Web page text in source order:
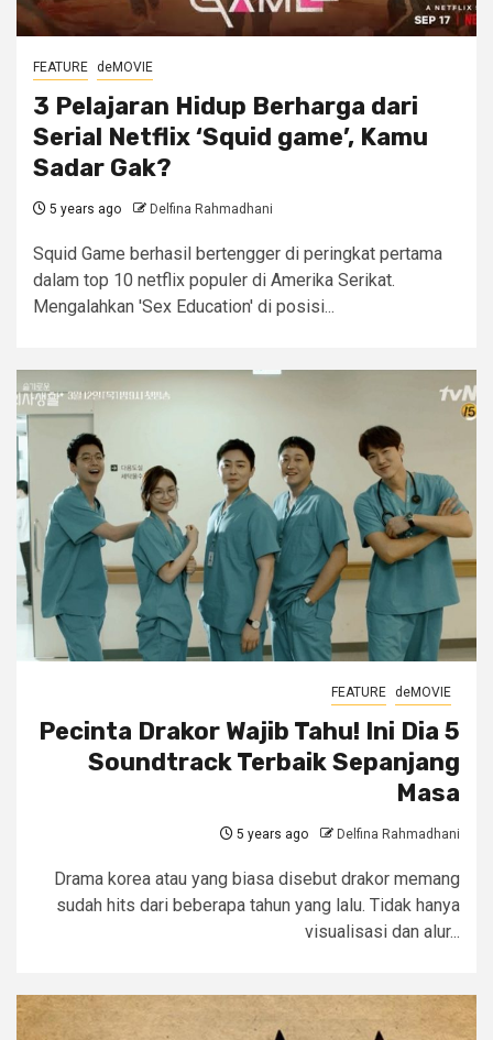
FEATURE deMOVIE
3 Pelajaran Hidup Berharga dari
Serial Netflix ‘Squid game’, Kamu
Sadar Gak?
5 years ago Delfina Rahmadhani
Squid Game berhasil bertengger di peringkat pertama
dalam top 10 netflix populer di Amerika Serikat.
Mengalahkan 'Sex Education' di posisi...
FEATURE deMOVIE
Pecinta Drakor Wajib Tahu! Ini Dia 5
Soundtrack Terbaik Sepanjang
Masa
5 years ago Delfina Rahmadhani
Drama korea atau yang biasa disebut drakor memang
sudah hits dari beberapa tahun yang lalu. Tidak hanya
visualisasi dan alur...